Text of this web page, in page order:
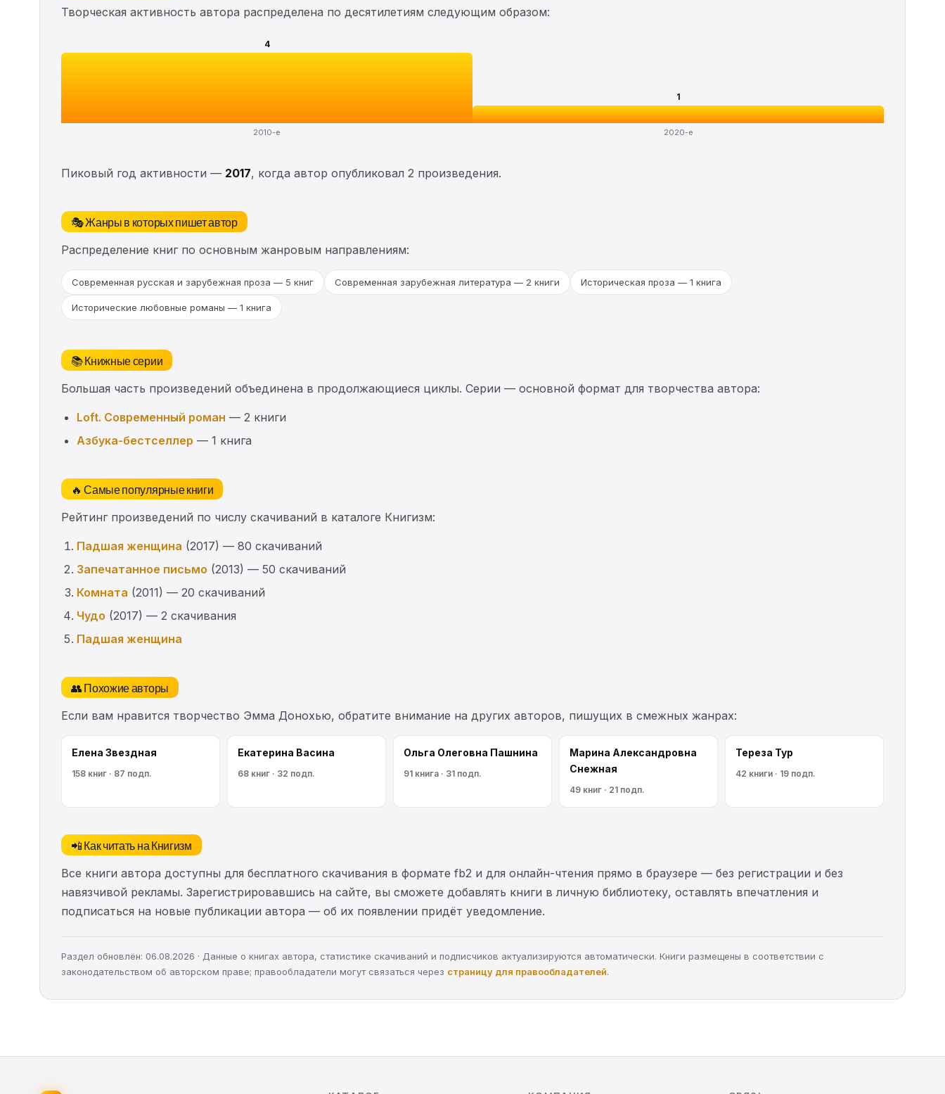
Творческая активность автора распределена по десятилетиям следующим образом:
4
2010-е
1
2020-е
Пиковый год активности — 2017, когда автор опубликовал 2 произведения.
🎭 Жанры в которых пишет автор
Распределение книг по основным жанровым направлениям:
Современная русская и зарубежная проза — 5 книг Современная зарубежная литература — 2 книги Историческая проза — 1 книга
Исторические любовные романы — 1 книга
📚 Книжные серии
Большая часть произведений объединена в продолжающиеся циклы. Серии — основной формат для творчества автора:
Loft. Современный роман — 2 книги
Азбука-бестселлер — 1 книга
🔥 Самые популярные книги
Рейтинг произведений по числу скачиваний в каталоге Книгизм:
Падшая женщина (2017) — 80 скачиваний
Запечатанное письмо (2013) — 50 скачиваний
Комната (2011) — 20 скачиваний
Чудо (2017) — 2 скачивания
Падшая женщина
👥 Похожие авторы
Если вам нравится творчество Эмма Донохью, обратите внимание на других авторов, пишущих в смежных жанрах:
Елена Звездная
158 книг · 87 подп.
Екатерина Васина
68 книг · 32 подп.
Ольга Олеговна Пашнина
91 книга · 31 подп.
Марина Александровна
Снежная
49 книг · 21 подп.
Тереза Тур
42 книги · 19 подп.
📲 Как читать на Книгизм
Все книги автора доступны для бесплатного скачивания в формате fb2 и для онлайн-чтения прямо в браузере — без регистрации и без
навязчивой рекламы. Зарегистрировавшись на сайте, вы сможете добавлять книги в личную библиотеку, оставлять впечатления и
подписаться на новые публикации автора — об их появлении придёт уведомление.
Раздел обновлён: 06.08.2026 · Данные о книгах автора, статистике скачиваний и подписчиков актуализируются автоматически. Книги размещены в соответствии с
законодательством об авторском праве; правообладатели могут связаться через страницу для правообладателей.